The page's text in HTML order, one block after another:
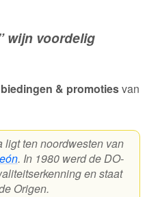
wijn voordelig
& promotiesvan
ten noordwesten van
. In 1980 werd de DO-
en staat
Origen.